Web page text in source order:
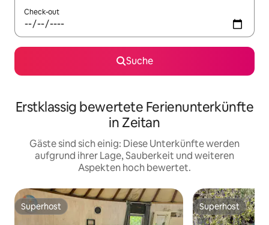
Check-out
Suche
Erstklassig bewertete Ferienunterkünfte
in Zeitan
Gäste sind sich einig: Diese Unterkünfte werden
aufgrund ihrer Lage, Sauberkeit und weiteren
Aspekten hoch bewertet.
Superhost
Superhost Superhost
Superhost